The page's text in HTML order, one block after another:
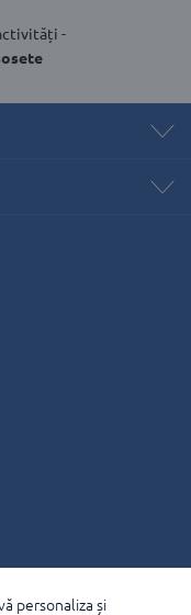
-
personaliza și